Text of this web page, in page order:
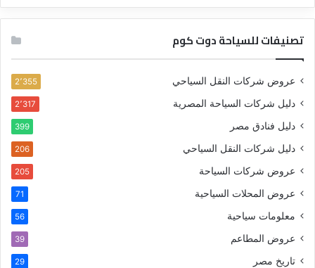
تصنيفات للسياحة دوت كوم
عروض شركات النقل السياحي 2٬355
دليل شركات السياحة المصرية 2٬317
دليل فنادق مصر 399
دليل شركات النقل السياحي 206
عروض شركات السياحة 205
عروض المحلات السياحية 71
معلومات سياحية 56
عروض المطاعم 39
تاريخ مصر 29